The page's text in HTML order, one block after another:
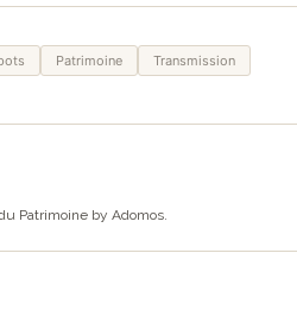
Patrimoine Transmission
Patrimoine by Adomos.